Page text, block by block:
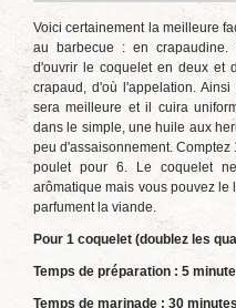
Voici certainement la meilleure
au barbecue : en
d'ouvrir le coquelet en deux et
crapaud, d'où l'appelation.
sera meilleure et il cuira
dans le simple, une huile aux
peu d'assaisonnement.
poulet pour 6. Le coquelet
arômatique mais vous pouvez
parfument la viande.
Pour 1 coquelet (doublez les
Temps de préparation : 5
Temps de marinade : 30